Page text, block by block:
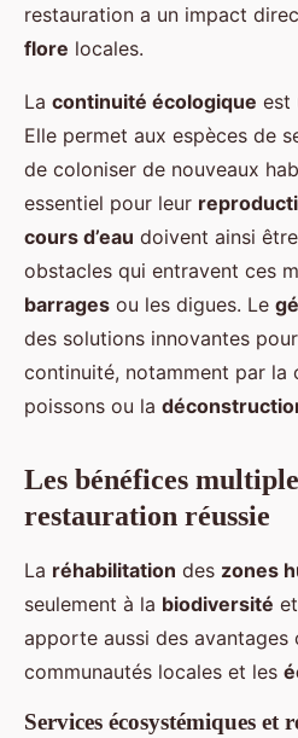
restauration a un impact
flore locales.
La continuité écologique est
Elle permet aux espèces de
de coloniser de nouveaux
essentiel pour leur
cours d’eau doivent ainsi
obstacles qui entravent ces
barrages ou les digues. Le
des solutions innovantes
continuité, notamment par la
poissons ou la
Les bénéfices
restauration réussie
La réhabilitation des zones
seulement à la biodiversité
apporte aussi des avantages
communautés locales et les
Services écosystémiques et